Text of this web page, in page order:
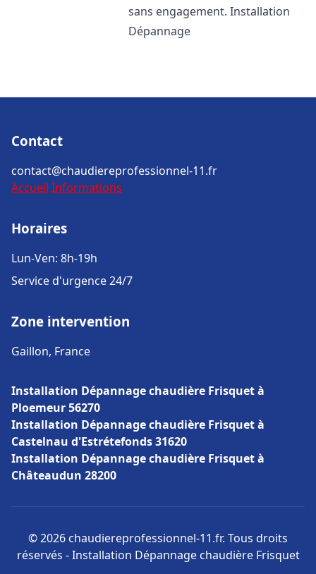
sans engagement. Installation
Dépannage
Contact
contact@chaudiereprofessionnel-11.fr
Accueil Informations
Horaires
Lun-Ven: 8h-19h
Service d'urgence 24/7
Zone intervention
Gaillon, France
Installation Dépannage chaudière Frisquet à
Ploemeur 56270
Installation Dépannage chaudière Frisquet à
Castelnau d'Estrétefonds 31620
Installation Dépannage chaudière Frisquet à
Châteaudun 28200
© 2026 chaudiereprofessionnel-11.fr. Tous droits
réservés - Installation Dépannage chaudière Frisquet